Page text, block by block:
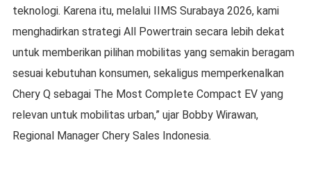
teknologi. Karena itu, melalui IIMS Surabaya 2026, kami
menghadirkan strategi All Powertrain secara lebih dekat
untuk memberikan pilihan mobilitas yang semakin beragam
sesuai kebutuhan konsumen, sekaligus memperkenalkan
Chery Q sebagai The Most Complete Compact EV yang
relevan untuk mobilitas urban,” ujar Bobby Wirawan,
Regional Manager Chery Sales Indonesia.